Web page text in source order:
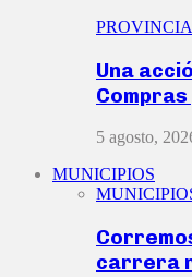
PROVINCIA
Una
5 agosto,
MUNICIPIOS
carrera